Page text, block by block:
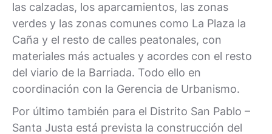
las calzadas, los aparcamientos, las zonas
verdes y las zonas comunes como La Plaza la
Caña y el resto de calles peatonales, con
materiales más actuales y acordes con el resto
del viario de la Barriada. Todo ello en
coordinación con la Gerencia de Urbanismo.
Por último también para el Distrito San Pablo –
Santa Justa está prevista la construcción del